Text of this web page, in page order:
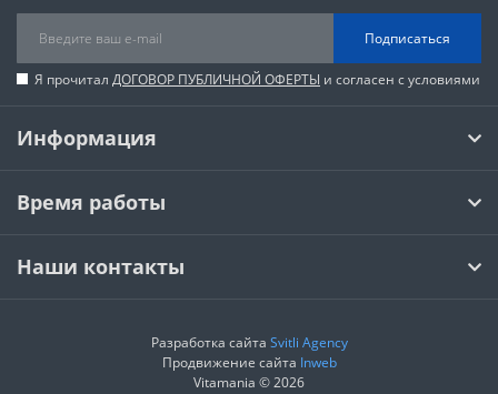
Подписаться
Я прочитал ДОГОВОР ПУБЛИЧНОЙ ОФЕРТЫ и согласен с условиями
Информация
Время работы
Наши контакты
Разработка сайта Svitli Agency
Продвижение сайта Inweb
Vitamania © 2026